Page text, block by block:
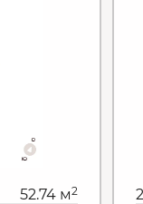
52.74 м2